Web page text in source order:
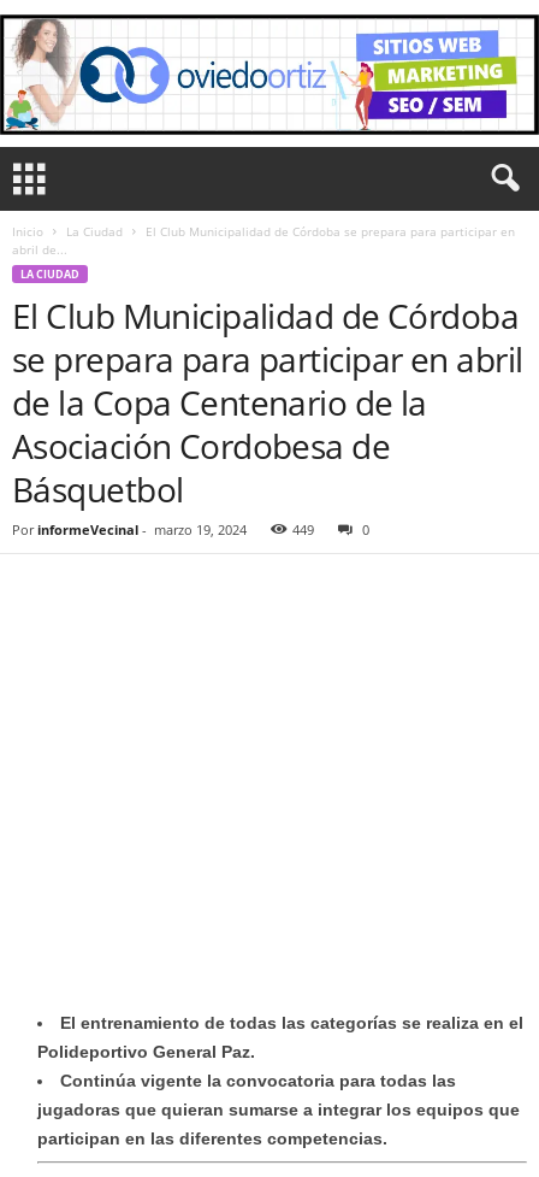
Inicio La Ciudad
El Club Municipalidad de Córdoba se prepara para participar en
abril de...
LA CIUDAD
El Club Municipalidad de Córdoba
se prepara para participar en abril
de la Copa Centenario de la
Asociación Cordobesa de
Básquetbol
Por informeVecinal - marzo 19, 2024 449 0
El entrenamiento de todas las categorías se realiza en el
Polideportivo General Paz.
Continúa vigente la convocatoria para todas las
jugadoras que quieran sumarse a integrar los equipos que
participan en las diferentes competencias.